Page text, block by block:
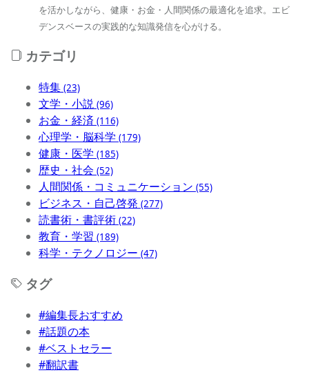
を活かしながら、健康・お金・人間関係の最適化を追求。エビ
デンスベースの実践的な知識発信を心がける。
カテゴリ
特集 (23)
文学・小説 (96)
お金・経済 (116)
心理学・脳科学 (179)
健康・医学 (185)
歴史・社会 (52)
人間関係・コミュニケーション (55)
ビジネス・自己啓発 (277)
読書術・書評術 (22)
教育・学習 (189)
科学・テクノロジー (47)
タグ
#編集長おすすめ
#話題の本
#ベストセラー
#翻訳書